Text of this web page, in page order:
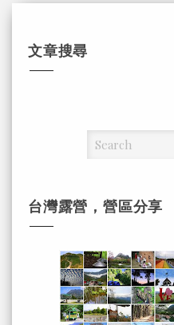
文章搜尋
台灣露營，營區分享